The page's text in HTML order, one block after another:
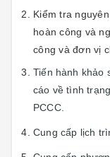
Kiểm tra
hoàn công và
công và đơn vị
Tiến hành khảo
cáo về tình
PCCC.
Cung cấp lịch